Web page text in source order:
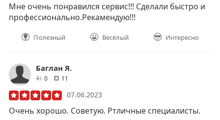
Мне очень понравился сервис!!! Сделали быстро и
профессионально.Рекамендую!!!
Полезный Весёлый Интересно
Баглан Я.
0друзей
11
07.06.2023
Очень хорошо. Советую. Ртличные специалисты.